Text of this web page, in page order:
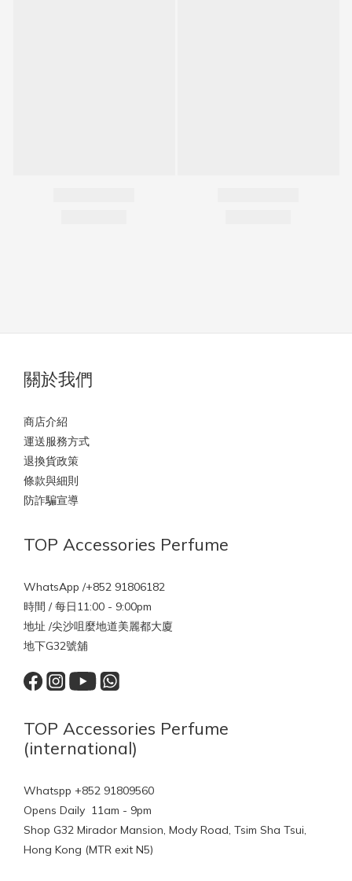
關於我們
商店介紹
運送服務方式
退換貨政策
條款與細則
防詐騙宣導
TOP Accessories Perfume
WhatsApp /+852 91806182
時間 / 每日11:00 - 9:00pm
地址 /尖沙咀麼地道美麗都大廈
地下G32號舖
TOP Accessories Perfume
(international)
Whatspp +852 91809560
Opens Daily 11am - 9pm
Shop G32 Mirador Mansion, Mody Road, Tsim Sha Tsui,
Hong Kong (MTR exit N5)